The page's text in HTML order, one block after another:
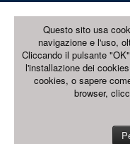
Questo sito usa
navigazione e l'uso,
Cliccando il pulsante
l'installazione dei
cookies, o sapere
browser,